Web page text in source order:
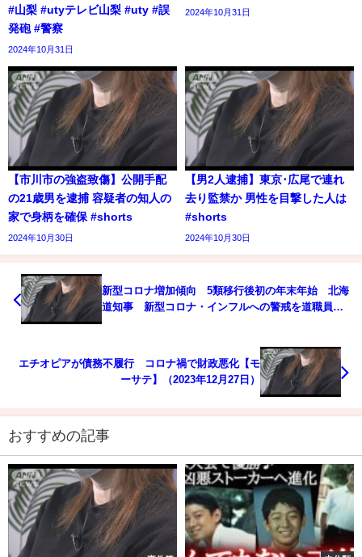
#山梨 #utyテレビ山梨 #uty #誤
発砲 #警察
2024年10月31日
2024年10月31日
【市川市の強盗致傷】公開手配
の21歳男を逮捕 容疑者の知人の
家で身柄を確保 #shorts
2024年10月30日
【男2人逮捕】東京･広尾で連れ
去り監禁か 男性を目撃した人は
#shorts
2024年10月30日
新型コロナ増加傾向 5類移行後初の年末年始 北海
道知事 新型コロナ・インフルへの警戒を道職員に
エチオピアが債務不履行 コロナ禍で財政悪化【モ
ーサテ】（2023年12月27日）
おすすめの記事